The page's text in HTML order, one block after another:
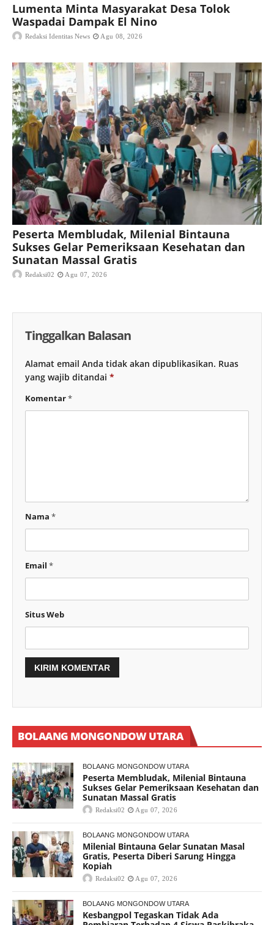
Lumenta Minta Masyarakat Desa Tolok
Waspadai Dampak El Nino
Redaksi Identitas News Agu 08, 2026
Peserta Membludak, Milenial Bintauna
Sukses Gelar Pemeriksaan Kesehatan dan
Sunatan Massal Gratis
Redaksi02 Agu 07, 2026
Tinggalkan Balasan
Alamat email Anda tidak akan dipublikasikan. Ruas
yang wajib ditandai *
Komentar*
Nama *
Email *
Situs Web
BOLAANG MONGONDOW UTARA
BOLAANG MONGONDOW UTARA
Peserta Membludak, Milenial Bintauna
Sukses Gelar Pemeriksaan Kesehatan dan
Sunatan Massal Gratis
Redaksi02 Agu 07, 2026
BOLAANG MONGONDOW UTARA
Milenial Bintauna Gelar Sunatan Masal
Gratis, Peserta Diberi Sarung Hingga
Kopiah
Redaksi02 Agu 07, 2026
BOLAANG MONGONDOW UTARA
Kesbangpol Tegaskan Tidak Ada